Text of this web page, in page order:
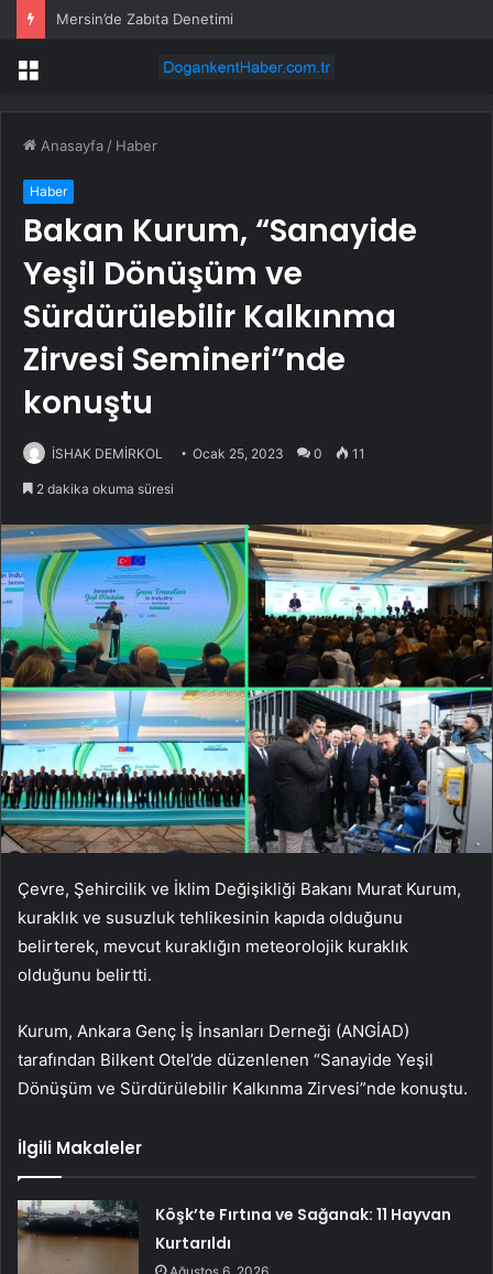
Mersin’de Zabıta Denetimi
Menü
Anasayfa / Haber
Haber
Bakan Kurum, “Sanayide
Yeşil Dönüşüm ve
Sürdürülebilir Kalkınma
Zirvesi Semineri”nde
konuştu
İSHAK DEMİRKOL Ocak 25, 2023 0 11
2 dakika okuma süresi
Çevre, Şehircilik ve İklim Değişikliği Bakanı Murat Kurum,
kuraklık ve susuzluk tehlikesinin kapıda olduğunu
belirterek, mevcut kuraklığın meteorolojik kuraklık
olduğunu belirtti.
Kurum, Ankara Genç İş İnsanları Derneği (ANGİAD)
tarafından Bilkent Otel’de düzenlenen “Sanayide Yeşil
Dönüşüm ve Sürdürülebilir Kalkınma Zirvesi”nde konuştu.
İlgili Makaleler
Köşk’te Fırtına ve Sağanak: 11 Hayvan
Kurtarıldı